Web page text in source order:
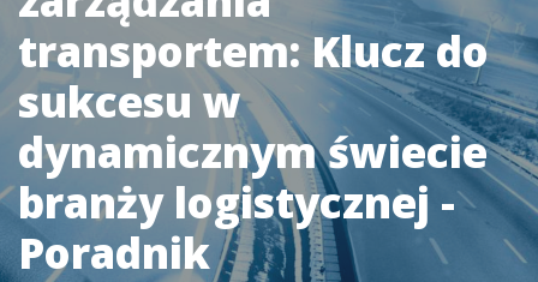
transportem: Klucz do
sukcesu w
dynamicznym świecie
branży logistycznej -
Poradnik